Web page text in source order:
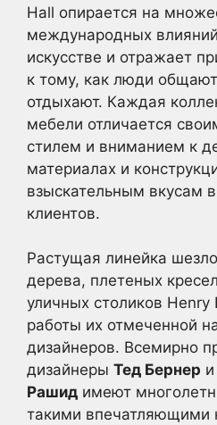
Hall опирается на
международных
искусстве и отражает
к тому, как люди
отдыхают. Каждая
мебели отличается
стилем и вниманием к
материалах и
взыскательным вкусам
клиентов.
Растущая линейка
дерева, плетеных
уличных столиков Henry
работы их отмеченной
дизайнеров. Всемирно
дизайнеры Тед Бернер и
Рашид имеют
такими впечатляющими